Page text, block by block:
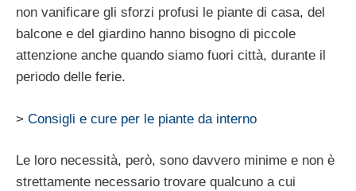
non vanificare gli sforzi profusi le piante di casa, del
balcone e del giardino hanno bisogno di piccole
attenzione anche quando siamo fuori città, durante il
periodo delle ferie.
> Consigli e cure per le piante da interno
Le loro necessità, però, sono davvero minime e non è
strettamente necessario trovare qualcuno a cui